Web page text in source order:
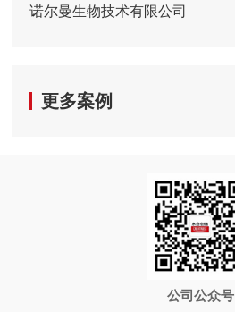
诺尔曼生物技术有限公司
更多案例
公司公众号